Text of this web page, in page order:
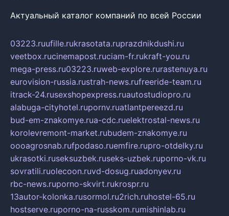
Актуальный каталог компаний по всей России
03223.ruufille.rukrasotata.ruprazdnikdushi.ru
veetbox.rucinemapost.ruciam-fr.rukraft-you.ru
mega-press.ru03223.ruweb-explore.rurastenuya.ru
eurovision-russia.rustrah-news.rufreeride-team.ru
itrack-24.rusexshopexpress.ruautostudiopro.ru
alabuga-cityhotel.rupornv.ruatlantpereezd.ru
bud-em-znakomye.rua-cdc.ruelektrostal-news.ru
korolevremont-market.rubudem-znakomye.ru
oooagrosnab.rufpodaso.ruemfire.rupro-otdelky.ru
ukrasotki.ruseksuzbek.ruseks-uzbek.ruporno-vk.ru
sovratili.ruolecoon.ruvd-dosug.ruadonyev.ru
rbc-news.ruporno-skvirt.rukrospr.ru
13autor-kolonka.rusormol.ru2rich.ruhostel-65.ru
hostserve.ruporno-na-russkom.rumishinlab.ru